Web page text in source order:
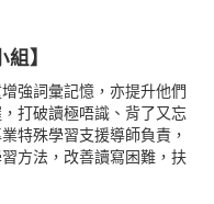
】
強詞彙記憶，亦提升他們
打破讀極唔識、背了又忘
特殊學習支援導師負責，
方法，改善讀寫困難，扶